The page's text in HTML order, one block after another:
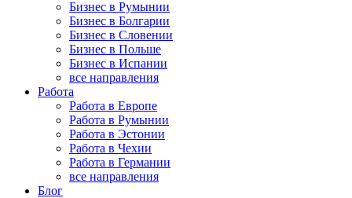
Бизнес в Румынии
Бизнес в Болгарии
Бизнес в Словении
Бизнес в Польше
Бизнес в Испании
все направления
Работа
Работа в Европе
Работа в Румынии
Работа в Эстонии
Работа в Чехии
Работа в Германии
все направления
Блог